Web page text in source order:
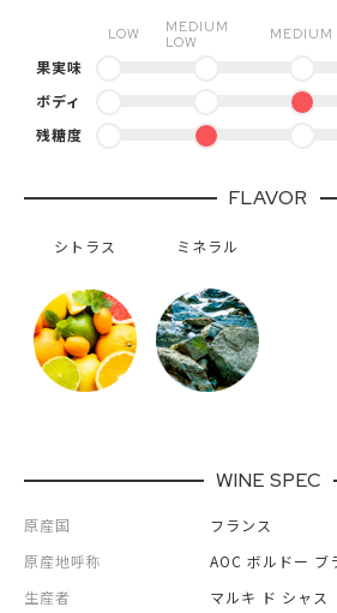
LOW
MEDIUM
LOW
MEDIUM
果実味
ボディ
残糖度
FLAVOR
シトラス ミネラル
WINE SPEC
原産国
フランス
原産地呼称
AOC ボルドー ブ
生産者
マルキ ド シャス